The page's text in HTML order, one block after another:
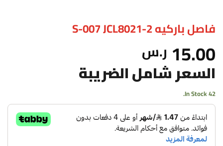
فاصل باركيه S-007 JCL8021-2
15.00 ر.س
السعر شامل الضريبة
42 In Stock.